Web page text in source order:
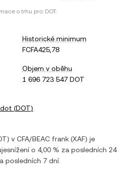
o trhu pro: DOT.
Historické minimum
FCFA425,78
Objem v oběhu
1 696 723 547 DOT
(DOT)
) v CFA/BEAC frank (XAF) je
sníženío 4,00 % za posledních 24
posledních 7 dní.